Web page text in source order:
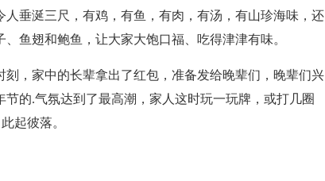
垂涎三尺，有鸡，有鱼，有肉，有汤，有山珍海味，还
鱼翅和鲍鱼，让大家大饱口福、吃得津津有味。
，家中的长辈拿出了红包，准备发给晚辈们，晚辈们兴
的.气氛达到了最高潮，家人这时玩一玩牌，或打几圈
起彼落。